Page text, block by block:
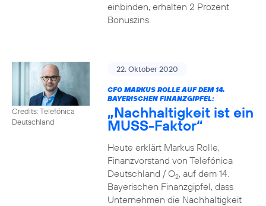
einbinden, erhalten 2 Prozent
Bonuszins.
Credits: Telefónica
Deutschland
22. Oktober 2020
CFO MARKUS ROLLE AUF DEM 14.
BAYERISCHEN FINANZGIPFEL:
„Nachhaltigkeit ist ein
MUSS-Faktor“
Heute erklärt Markus Rolle,
Finanzvorstand von Telefónica
Deutschland / O2, auf dem 14.
Bayerischen Finanzgipfel, dass
Unternehmen die Nachhaltigkeit